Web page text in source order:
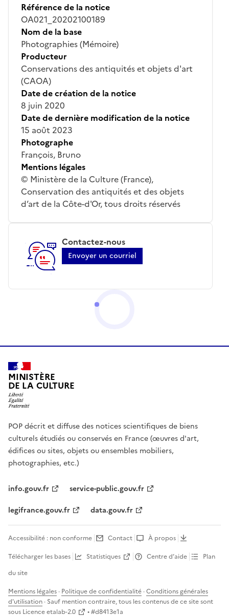
Référence de la notice
OA021_20202100189
Nom de la base
Photographies (Mémoire)
Producteur
Conservations des antiquités et objets d'art
(CAOA)
Date de création de la notice
8 juin 2020
Date de dernière modification de la notice
15 août 2023
Photographe
François, Bruno
Mentions légales
© Ministère de la Culture (France),
Conservation des antiquités et des objets
d’art de la Côte-d'Or, tous droits réservés
Contactez-nous
Envoyer un courriel
MINISTÈRE
DE LA CULTURE
POP décrit et diffuse des notices scientifiques de biens
culturels étudiés ou conservés en France (œuvres d'art,
édifices ou sites, objets ou ensembles mobiliers,
photographies, etc.)
info.gouv.fr
service-public.gouv.fr
legifrance.gouv.fr
data.gouv.fr
Accessibilité : non conforme Contact
À propos
Télécharger les bases
Statistiques Centre d’aide
Plan
du site
Mentions légales · Politique de confidentialité ·Conditions générales
d'utilisation · Sauf mention contraire, tous les contenus de ce site sont
sous Licence etalab-2.0 • #d8413e1a